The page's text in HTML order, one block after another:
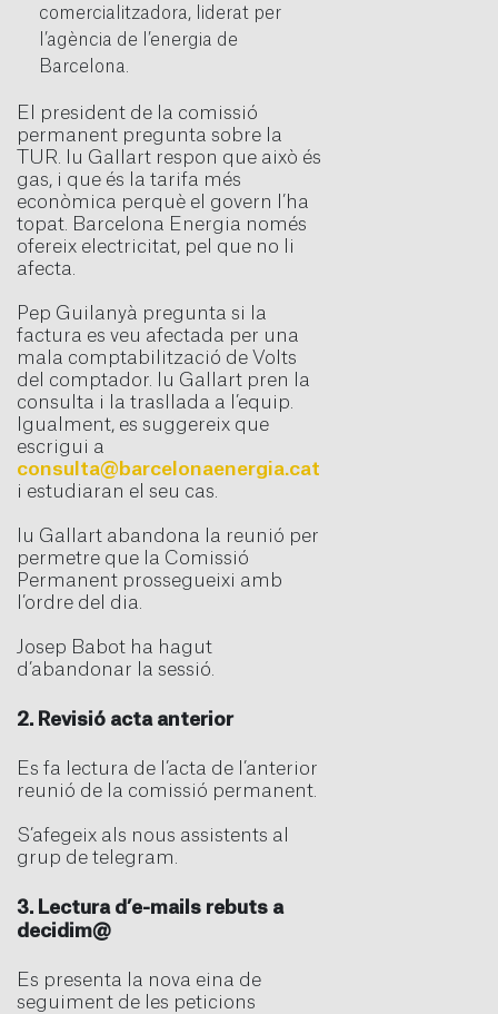
comercialitzadora, liderat per
l’agència de l’energia de
Barcelona.
El president de la comissió
permanent pregunta sobre la
TUR. Iu Gallart respon que això és
gas, i que és la tarifa més
econòmica perquè el govern l’ha
topat. Barcelona Energia només
ofereix electricitat, pel que no li
afecta.
Pep Guilanyà pregunta si la
factura es veu afectada per una
mala comptabilització de Volts
del comptador. Iu Gallart pren la
consulta i la trasllada a l’equip.
Igualment, es suggereix que
escrigui a
consulta@barcelonaenergia.cat
i estudiaran el seu cas.
Iu Gallart abandona la reunió per
permetre que la Comissió
Permanent prossegueixi amb
l’ordre del dia.
Josep Babot ha hagut
d’abandonar la sessió.
2. Revisió acta anterior
Es fa lectura de l’acta de l’anterior
reunió de la comissió permanent.
S’afegeix als nous assistents al
grup de telegram.
3. Lectura d’e-mails rebuts a
decidim@
Es presenta la nova eina de
seguiment de les peticions